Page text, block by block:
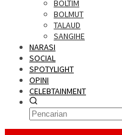
BOLTIM
BOLMUT
TALAUD
SANGIHE
NARASI
SOCIAL
SPOTYLIGHT
OPINI
CELEBTAINMENT